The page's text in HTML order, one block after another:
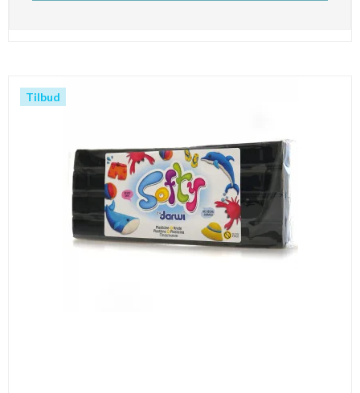
Tilbud